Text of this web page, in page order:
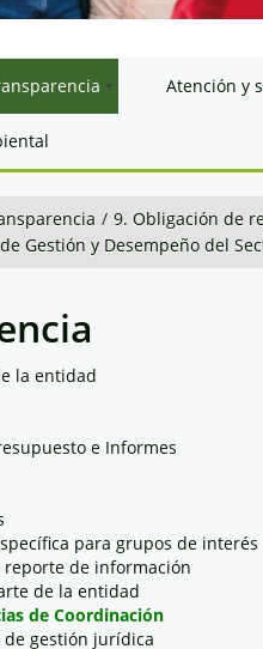
Atención y
/ 9. Obligación de
Gestión y Desempeño del
la entidad
e Informes
para grupos de interés
reporte de información
de la entidad
de Coordinación
de gestión jurídica